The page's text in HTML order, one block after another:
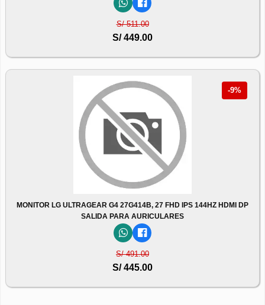
S/ 511.00
S/ 449.00
-9%
MONITOR LG ULTRAGEAR G4 27G414B, 27 FHD IPS 144HZ HDMI DP
SALIDA PARA AURICULARES
S/ 491.00
S/ 445.00